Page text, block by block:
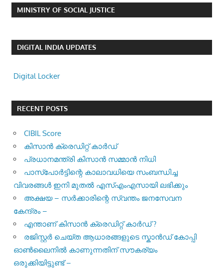
MINISTRY OF SOCIAL JUSTICE
DIGITAL INDIA UPDATES
Digital Locker
RECENT POSTS
CIBIL Score
കിസാന്‍ ക്രെ‍ഡിറ്റ് കാര്‍ഡ്
പ്രധാനമന്ത്രി കിസാന്‍ സമ്മാന്‍ നിധി
പാസ്‌പോര്‍ട്ടിന്റെ കാലാവധിയെ സംബന്ധിച്ച
വിവരങ്ങള്‍ ഇനി മുതല്‍ എസ്എംഎസായി ലഭിക്കും
അക്ഷയ – സർക്കാരിന്റെ സ്വന്തം ജനസേവന
കേന്ദ്രം –
എന്താണ് കിസാൻ ക്രെഡിറ്റ് കാർഡ് ?
രജിസ്റ്റര്‍ ചെയ്ത ആധാരങ്ങളുടെ സ്കാന്‍ഡ് കോപ്പി
ഓണ്‍ലൈനില്‍ കാണുന്നതിന് സൗകര്യം
ഒരുക്കിയിട്ടുണ്ട് –